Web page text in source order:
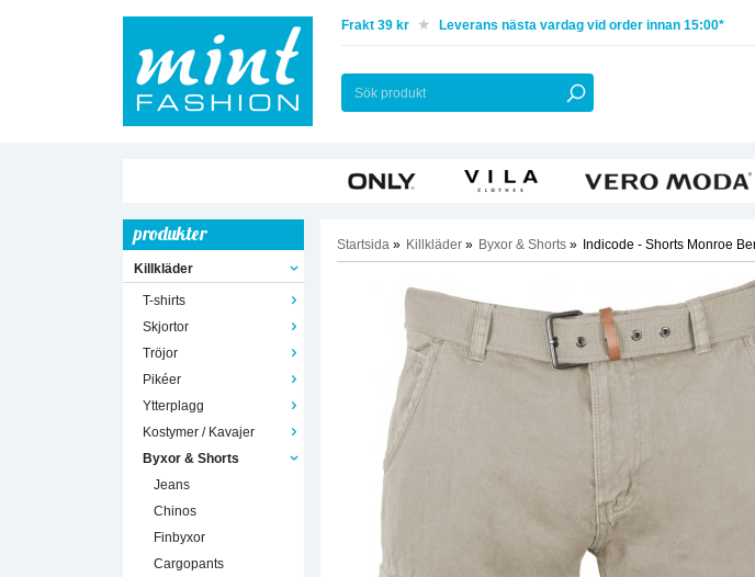
Frakt 39 kr Leverans nästa vardag vid order innan 15:00*
produkter
Killkläder
T-shirts
Skjortor
Tröjor
Pikéer
Ytterplagg
Kostymer / Kavajer
Byxor & Shorts
Jeans
Chinos
Finbyxor
Cargopants
Startsida » Killkläder » Byxor & Shorts » Indicode - Shorts Monroe